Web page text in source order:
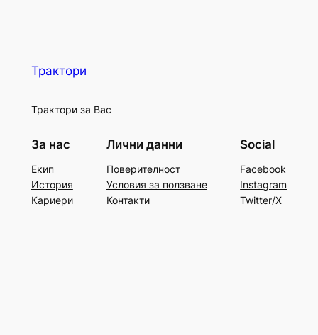
Трактори
Трактори за Вас
За нас
Екип
История
Кариери
Лични данни
Поверителност
Условия за ползване
Контакти
Social
Facebook
Instagram
Twitter/X